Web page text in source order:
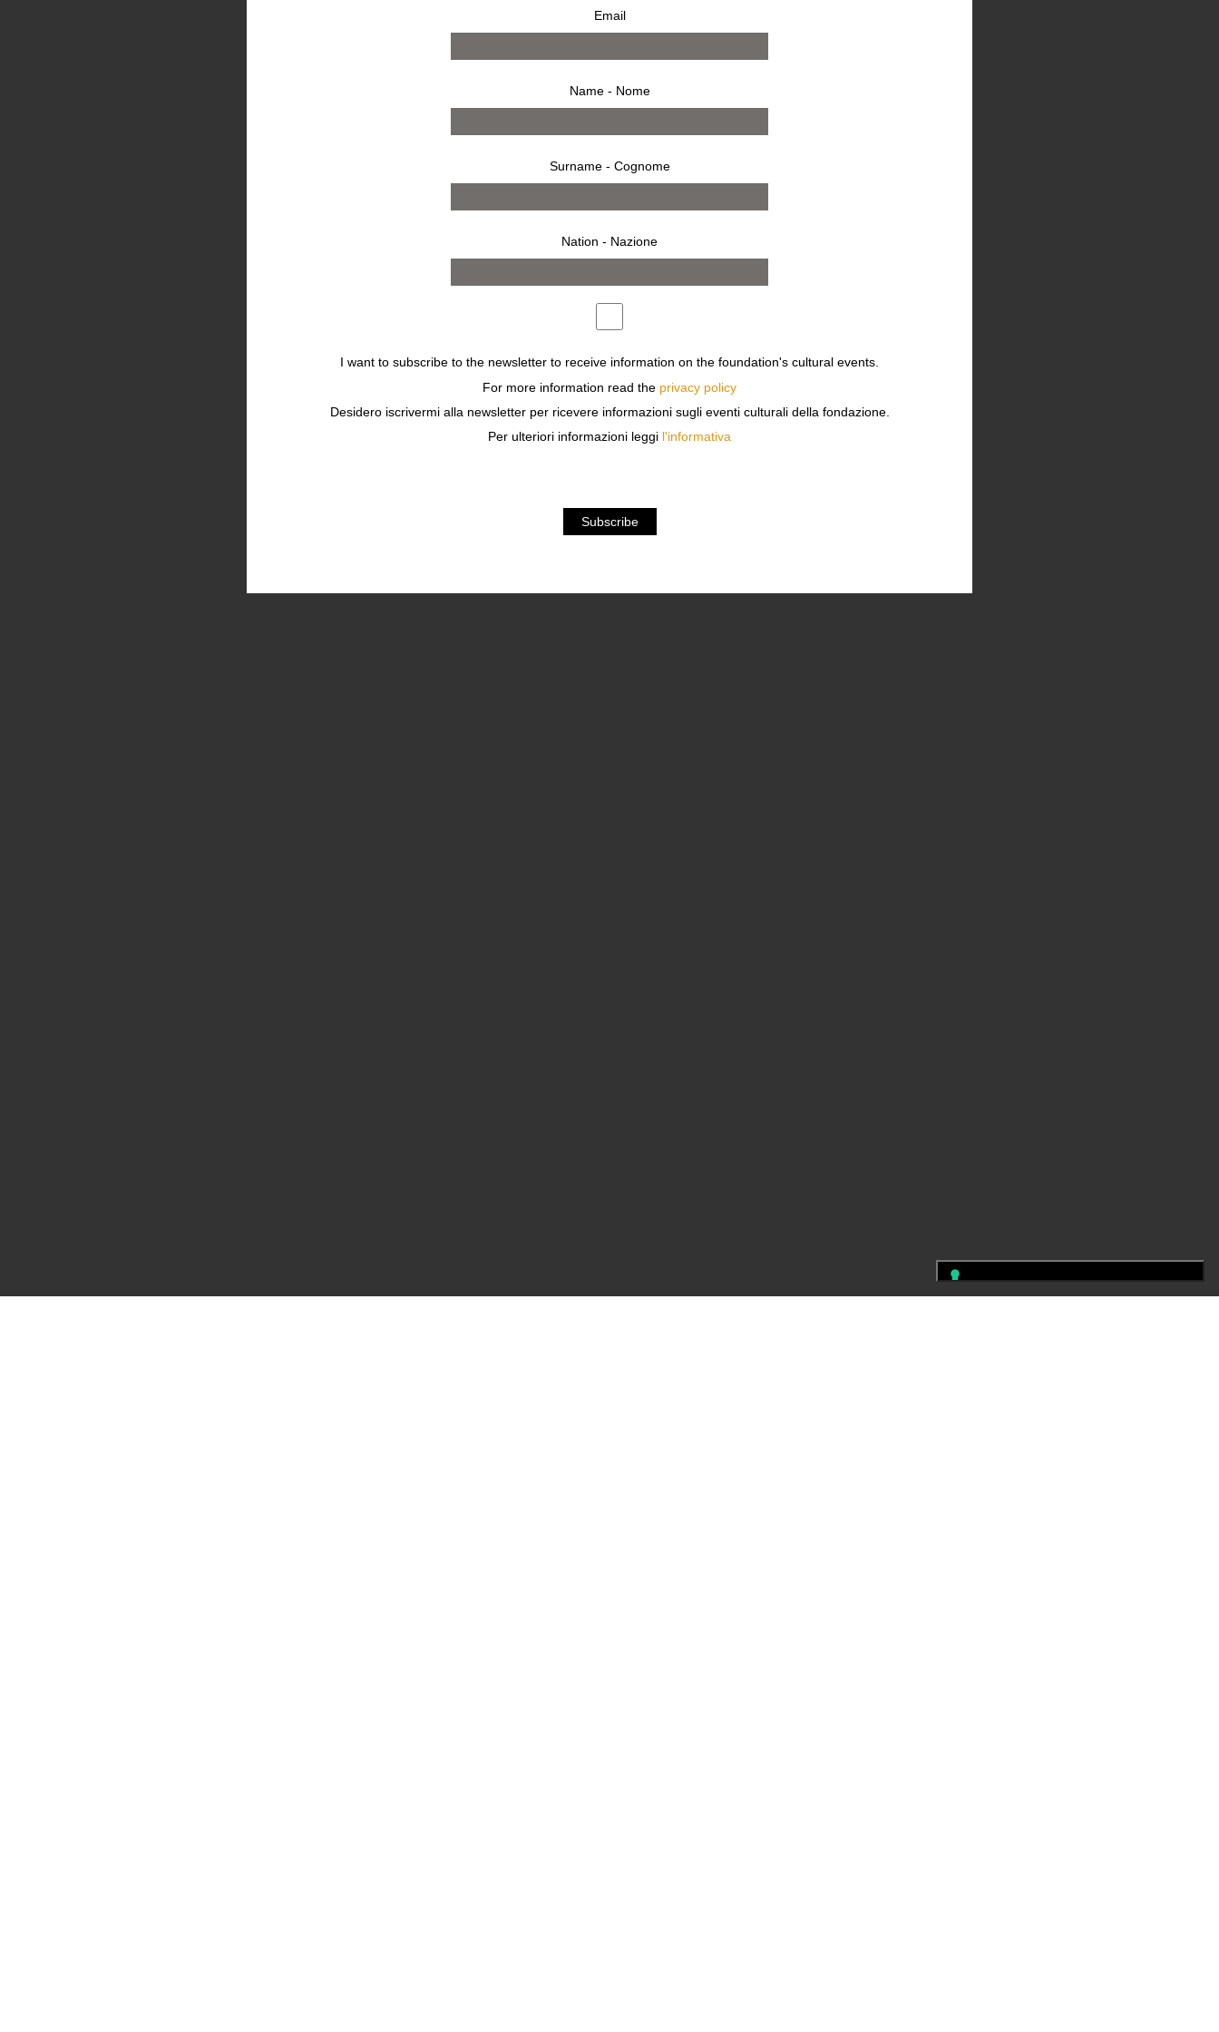
Email
Name - Nome
Surname - Cognome
Nation - Nazione
I want to subscribe to the newsletter to receive information on the foundation's cultural events.
For more information read the privacy policy
Desidero iscrivermi alla newsletter per ricevere informazioni sugli eventi culturali della fondazione.
Per ulteriori informazioni leggi l'informativa